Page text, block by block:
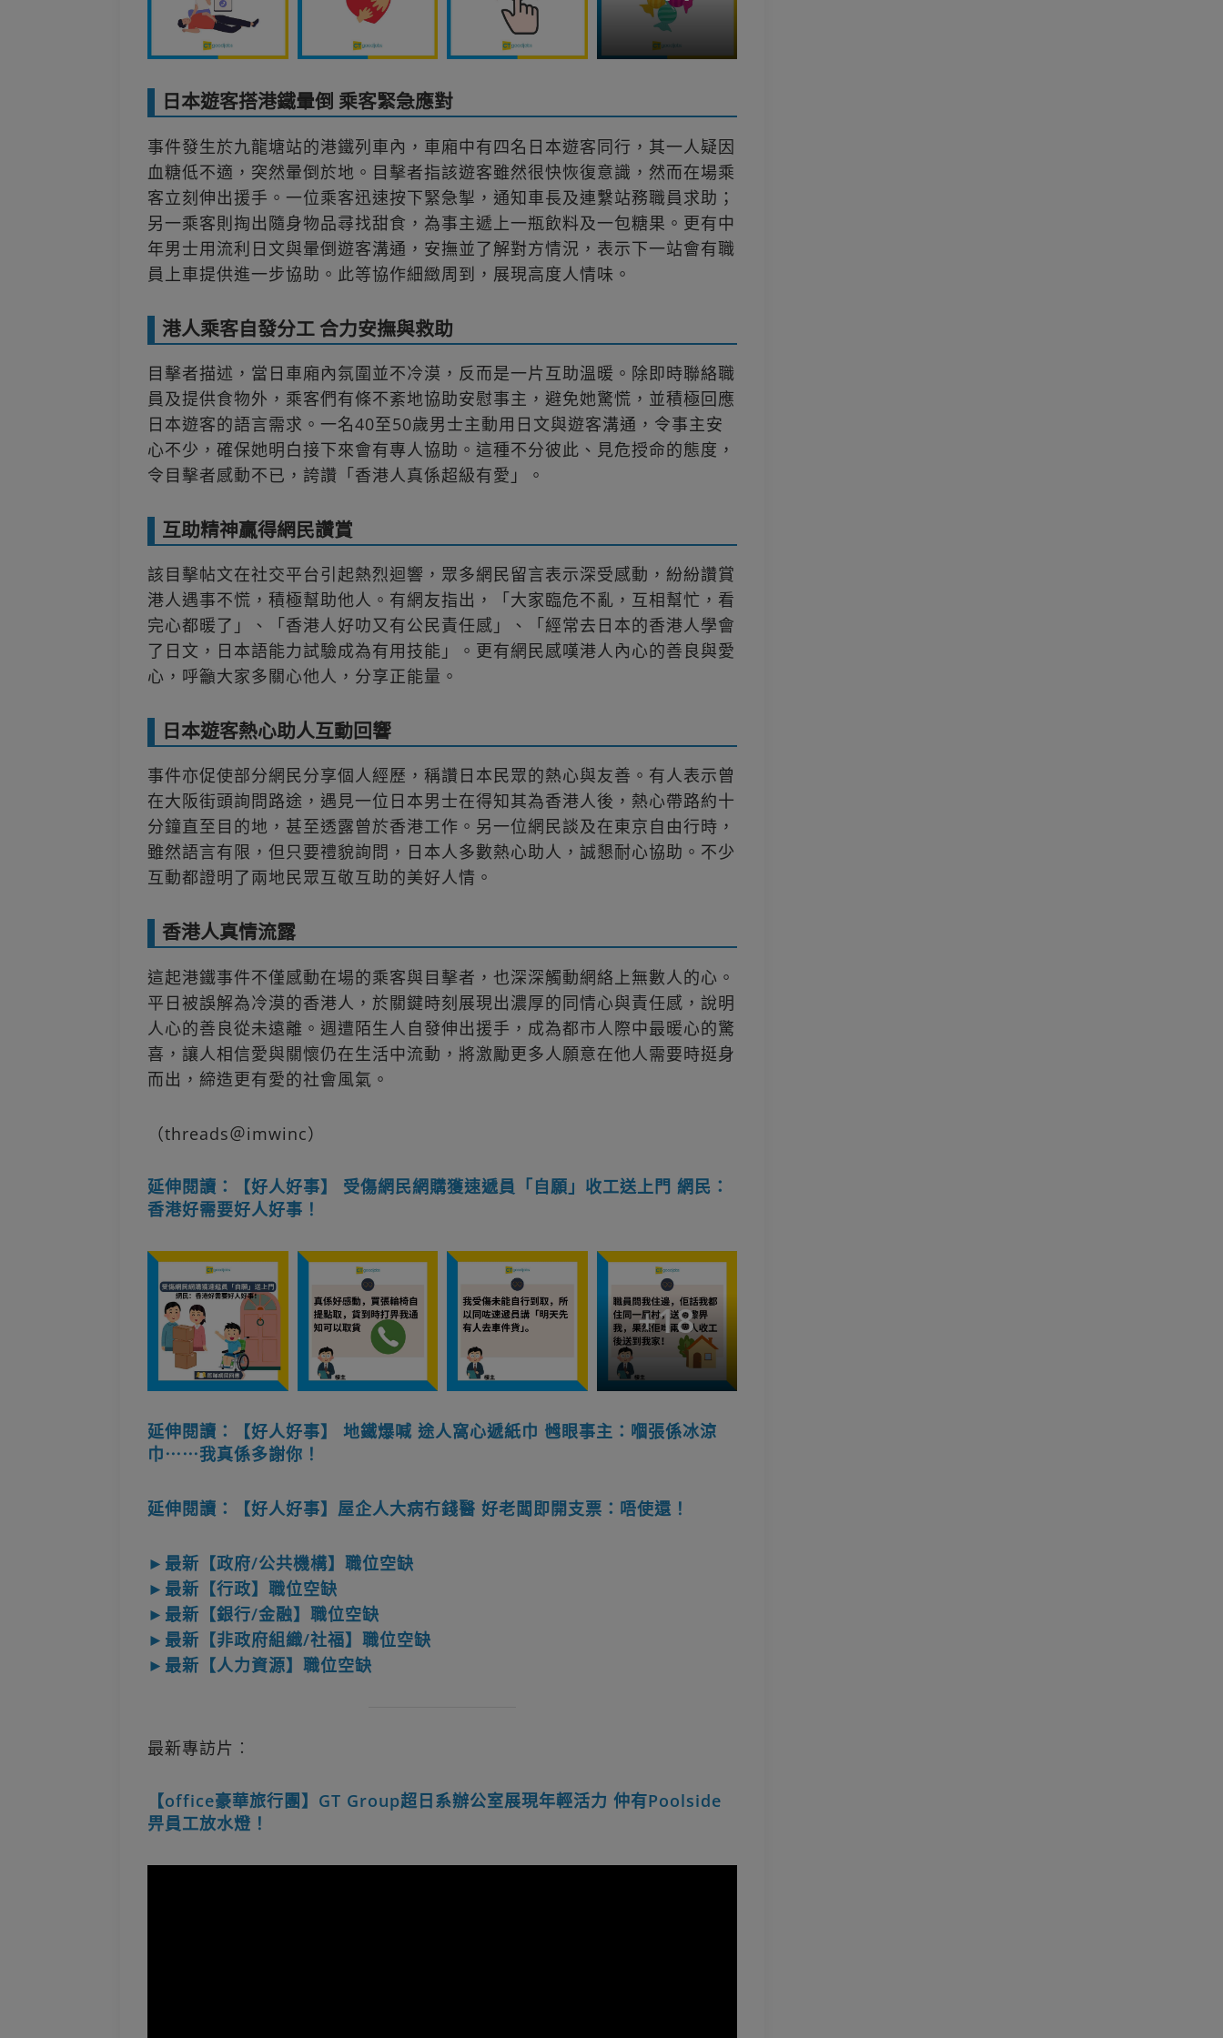
日本遊客搭港鐵暈倒 乘客緊急應對
事件發生於九龍塘站的港鐵列車內，車廂中有四名日本遊客同行，其一人疑因
血糖低不適，突然暈倒於地。目擊者指該遊客雖然很快恢復意識，然而在場乘
客立刻伸出援手。一位乘客迅速按下緊急掣，通知車長及連繫站務職員求助；
另一乘客則掏出隨身物品尋找甜食，為事主遞上一瓶飲料及一包糖果。更有中
年男士用流利日文與暈倒遊客溝通，安撫並了解對方情況，表示下一站會有職
員上車提供進一步協助。此等協作細緻周到，展現高度人情味。
港人乘客自發分工 合力安撫與救助
目擊者描述，當日車廂內氛圍並不冷漠，反而是一片互助溫暖。除即時聯絡職
員及提供食物外，乘客們有條不紊地協助安慰事主，避免她驚慌，並積極回應
日本遊客的語言需求。一名40至50歲男士主動用日文與遊客溝通，令事主安
心不少，確保她明白接下來會有專人協助。這種不分彼此、見危授命的態度，
令目擊者感動不已，誇讚「香港人真係超級有愛」。
互助精神贏得網民讚賞
該目擊帖文在社交平台引起熱烈迴響，眾多網民留言表示深受感動，紛紛讚賞
港人遇事不慌，積極幫助他人。有網友指出，「大家臨危不亂，互相幫忙，看
完心都暖了」、「香港人好叻又有公民責任感」、「經常去日本的香港人學會
了日文，日本語能力試驗成為有用技能」。更有網民感嘆港人內心的善良與愛
心，呼籲大家多關心他人，分享正能量。
日本遊客熱心助人互動回響
事件亦促使部分網民分享個人經歷，稱讚日本民眾的熱心與友善。有人表示曾
在大阪街頭詢問路途，遇見一位日本男士在得知其為香港人後，熱心帶路約十
分鐘直至目的地，甚至透露曾於香港工作。另一位網民談及在東京自由行時，
雖然語言有限，但只要禮貌詢問，日本人多數熱心助人，誠懇耐心協助。不少
互動都證明了兩地民眾互敬互助的美好人情。
香港人真情流露
這起港鐵事件不僅感動在場的乘客與目擊者，也深深觸動網絡上無數人的心。
平日被誤解為冷漠的香港人，於關鍵時刻展現出濃厚的同情心與責任感，說明
人心的善良從未遠離。週遭陌生人自發伸出援手，成為都市人際中最暖心的驚
喜，讓人相信愛與關懷仍在生活中流動，將激勵更多人願意在他人需要時挺身
而出，締造更有愛的社會風氣。
（threads＠imwinc）
延伸閱讀：【好人好事】 受傷網民網購獲速遞員「自願」收工送上門 網民：
香港好需要好人好事！
+18
延伸閱讀：【好人好事】 地鐵爆喊 途人窩心遞紙巾 乸眼事主：嗰張係冰涼
巾⋯⋯我真係多謝你！
延伸閱讀：【好人好事】屋企人大病冇錢醫 好老闆即開支票：唔使還！
►最新【政府/公共機構】職位空缺
►最新【行政】職位空缺
►最新【銀行/金融】職位空缺
►最新【非政府組織/社福】職位空缺
►最新【人力資源】職位空缺
最新專訪片︰
【office豪華旅行團】GT Group超日系辦公室展現年輕活力 仲有Poolside
畀員工放水燈！